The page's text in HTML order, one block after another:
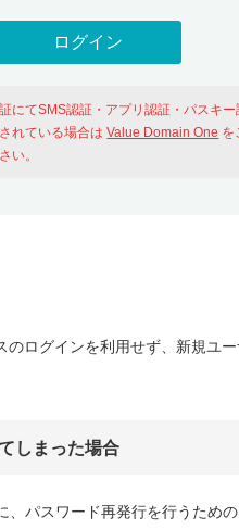
にてSMS認証・アプリ認証・パスキー
れている場合はValue Domain One を
い。
のログインを利用せず、新規ユ
しまった場合
、パスワード再発行を行うため